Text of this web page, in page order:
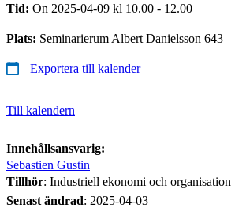
Tid: On 2025-04-09 kl 10.00 - 12.00
Plats: Seminarierum Albert Danielsson 643
Exportera till kalender
Till kalendern
Innehållsansvarig:
Sebastien Gustin
Tillhör: Industriell ekonomi och organisation
Senast ändrad: 2025-04-03